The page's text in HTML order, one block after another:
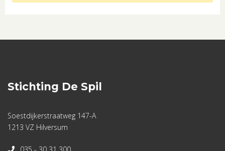
Stichting De Spil
Soestdijkerstraatweg 147-A
1213 VZ Hilversum
035 - 30 31 300